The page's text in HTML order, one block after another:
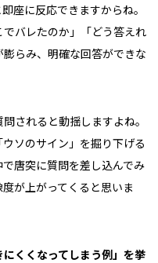
座に反応できますからね。
バレたのか」「どう答えれ
らみ、明確な回答ができな
されると動揺しますよね。
ソのサイン」を掘り下げる
唐突に質問を差し込んでみ
が上がってくると思いま
くくなってしまう例」を挙